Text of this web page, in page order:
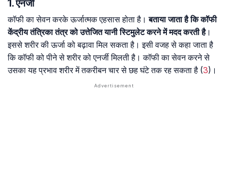
1. एनर्जी
कॉफी का सेवन करके ऊर्जात्मक एहसास होता है।बताया जाता है कि कॉफी
केंद्रीय तंत्रिका तंत्र को उत्तेजित यानी स्टिमुलेट करने में मदद करती है।
इससे शरीर की ऊर्जा को बढ़ावा मिल सकता है। इसी वजह से कहा जाता है
कि कॉफी को पीने से शरीर को एनर्जी मिलती है। कॉफी का सेवन करने से
उसका यह प्रभाव शरीर में तकरीबन चार से छह घंटे तक रह सकता है (3)।